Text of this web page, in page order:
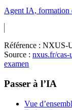
Agent IA, formation
Référence : NXUS-
Source : nxus.fr/cas-
examen
Passer à l’IA
Vue